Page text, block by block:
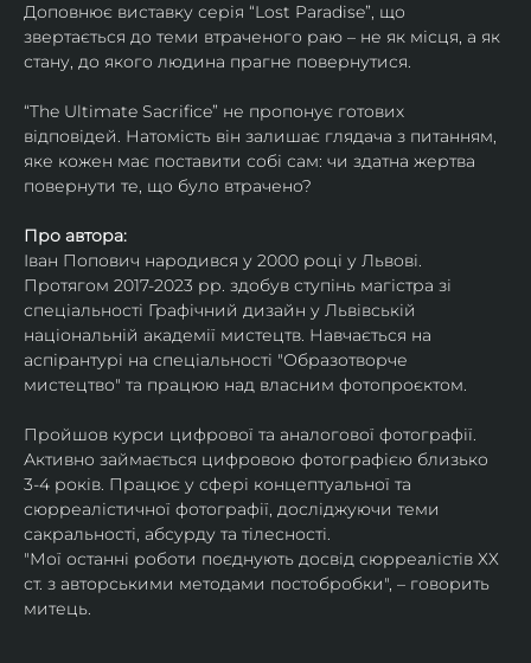
Доповнює виставку серія “Lost Paradise”, що
звертається до теми втраченого раю – не як місця, а як
стану, до якого людина прагне повернутися.
“The Ultimate Sacrifice” не пропонує готових
відповідей. Натомість він залишає глядача з питанням,
яке кожен має поставити собі сам: чи здатна жертва
повернути те, що було втрачено?
Про автора:
Іван Попович народився у 2000 році у Львові.
Протягом 2017-2023 рр. здобув ступінь магістра зі
спеціальності Графічний дизайн у Львівській
національній академії мистецтв. Навчається на
аспірантурі на спеціальності "Образотворче
мистецтво" та працюю над власним фотопроєктом.
Пройшов курси цифрової та аналогової фотографії.
Активно займається цифровою фотографією близько
3-4 років. Працює у сфері концептуальної та
сюрреалістичної фотографії, досліджуючи теми
сакральності, абсурду та тілесності.
"Мої останні роботи поєднують досвід сюрреалістів ХХ
ст. з авторськими методами постобробки", – говорить
митець.